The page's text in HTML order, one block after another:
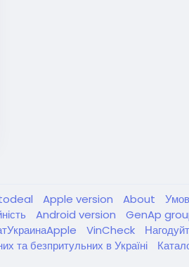
Apple version About
Android version
GenAp
VinCheck
та безпритульних в Україні